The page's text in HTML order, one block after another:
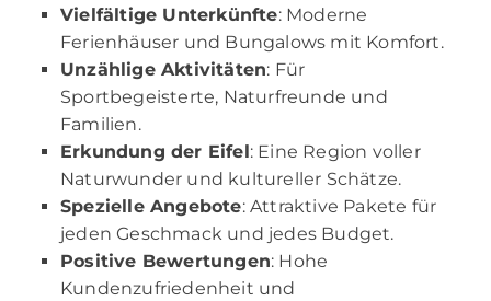
Vielfältige Unterkünfte: Moderne
Ferienhäuser und Bungalows mit Komfort.
Unzählige Aktivitäten: Für
Sportbegeisterte, Naturfreunde und
Familien.
Erkundung der Eifel : Eine Region voller
Naturwunder und kultureller Schätze.
Spezielle Angebote: Attraktive Pakete für
jeden Geschmack und jedes Budget.
Positive Bewertungen: Hohe
Kundenzufriedenheit und